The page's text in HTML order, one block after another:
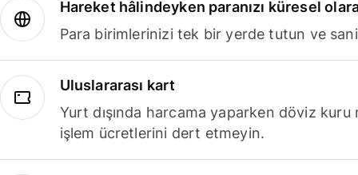
Hareket hâlindeyken paranızı küresel
Para birimlerinizi tek bir yerde tutun ve
Uluslararası kart
Yurt dışında harcama yaparken döviz kuru
işlem ücretlerini dert etmeyin.